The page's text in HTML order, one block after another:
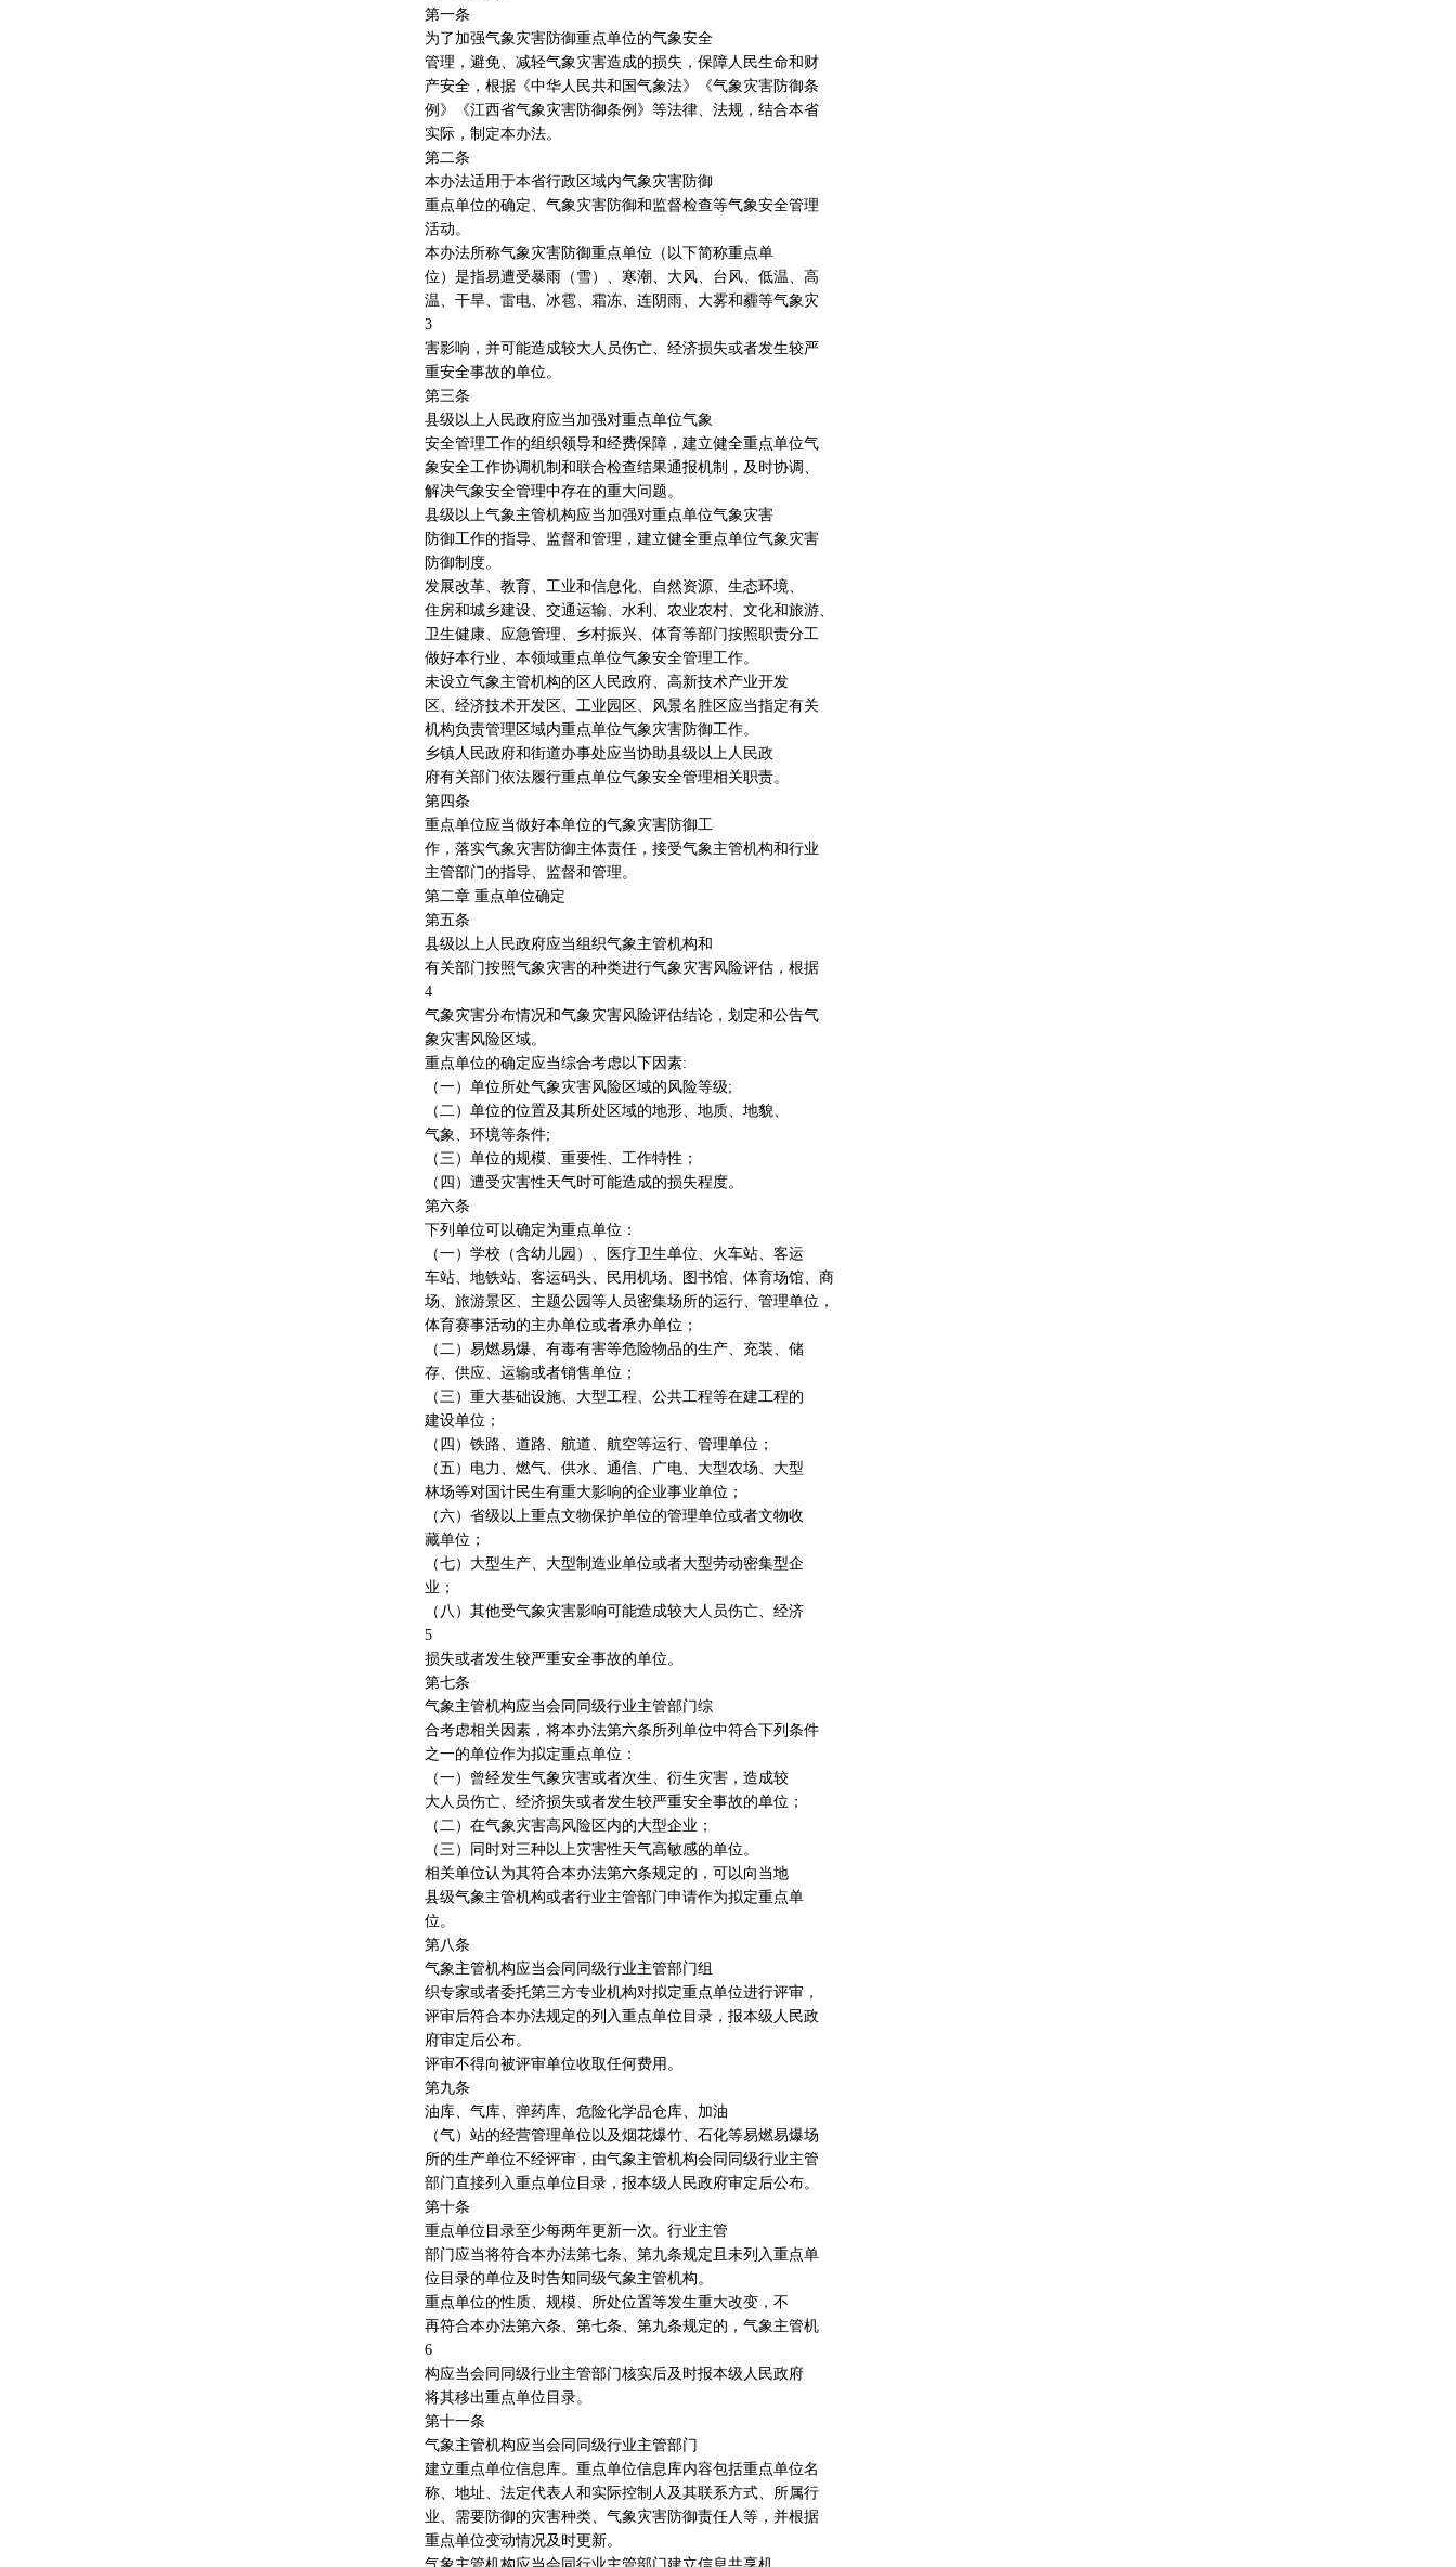
第一条
为了加强气象灾害防御重点单位的气象安全
管理，避免、减轻气象灾害造成的损失，保障人民生命和财
产安全，根据《中华人民共和国气象法》《气象灾害防御条
例》《江西省气象灾害防御条例》等法律、法规，结合本省
实际，制定本办法。
第二条
本办法适用于本省行政区域内气象灾害防御
重点单位的确定、气象灾害防御和监督检查等气象安全管理
活动。
本办法所称气象灾害防御重点单位（以下简称重点单
位）是指易遭受暴雨（雪）、寒潮、大风、台风、低温、高
温、干旱、雷电、冰雹、霜冻、连阴雨、大雾和霾等气象灾
3
害影响，并可能造成较大人员伤亡、经济损失或者发生较严
重安全事故的单位。
第三条
县级以上人民政府应当加强对重点单位气象
安全管理工作的组织领导和经费保障，建立健全重点单位气
象安全工作协调机制和联合检查结果通报机制，及时协调、
解决气象安全管理中存在的重大问题。
县级以上气象主管机构应当加强对重点单位气象灾害
防御工作的指导、监督和管理，建立健全重点单位气象灾害
防御制度。
发展改革、教育、工业和信息化、自然资源、生态环境、
住房和城乡建设、交通运输、水利、农业农村、文化和旅游、
卫生健康、应急管理、乡村振兴、体育等部门按照职责分工
做好本行业、本领域重点单位气象安全管理工作。
未设立气象主管机构的区人民政府、高新技术产业开发
区、经济技术开发区、工业园区、风景名胜区应当指定有关
机构负责管理区域内重点单位气象灾害防御工作。
乡镇人民政府和街道办事处应当协助县级以上人民政
府有关部门依法履行重点单位气象安全管理相关职责。
第四条
重点单位应当做好本单位的气象灾害防御工
作，落实气象灾害防御主体责任，接受气象主管机构和行业
主管部门的指导、监督和管理。
第二章 重点单位确定
第五条
县级以上人民政府应当组织气象主管机构和
有关部门按照气象灾害的种类进行气象灾害风险评估，根据
4
气象灾害分布情况和气象灾害风险评估结论，划定和公告气
象灾害风险区域。
重点单位的确定应当综合考虑以下因素:
（一）单位所处气象灾害风险区域的风险等级;
（二）单位的位置及其所处区域的地形、地质、地貌、
气象、环境等条件;
（三）单位的规模、重要性、工作特性；
（四）遭受灾害性天气时可能造成的损失程度。
第六条
下列单位可以确定为重点单位：
（一）学校（含幼儿园）、医疗卫生单位、火车站、客运
车站、地铁站、客运码头、民用机场、图书馆、体育场馆、商
场、旅游景区、主题公园等人员密集场所的运行、管理单位，
体育赛事活动的主办单位或者承办单位；
（二）易燃易爆、有毒有害等危险物品的生产、充装、储
存、供应、运输或者销售单位；
（三）重大基础设施、大型工程、公共工程等在建工程的
建设单位；
（四）铁路、道路、航道、航空等运行、管理单位；
（五）电力、燃气、供水、通信、广电、大型农场、大型
林场等对国计民生有重大影响的企业事业单位；
（六）省级以上重点文物保护单位的管理单位或者文物收
藏单位；
（七）大型生产、大型制造业单位或者大型劳动密集型企
业；
（八）其他受气象灾害影响可能造成较大人员伤亡、经济
5
损失或者发生较严重安全事故的单位。
第七条
气象主管机构应当会同同级行业主管部门综
合考虑相关因素，将本办法第六条所列单位中符合下列条件
之一的单位作为拟定重点单位：
（一）曾经发生气象灾害或者次生、衍生灾害，造成较
大人员伤亡、经济损失或者发生较严重安全事故的单位；
（二）在气象灾害高风险区内的大型企业；
（三）同时对三种以上灾害性天气高敏感的单位。
相关单位认为其符合本办法第六条规定的，可以向当地
县级气象主管机构或者行业主管部门申请作为拟定重点单
位。
第八条
气象主管机构应当会同同级行业主管部门组
织专家或者委托第三方专业机构对拟定重点单位进行评审，
评审后符合本办法规定的列入重点单位目录，报本级人民政
府审定后公布。
评审不得向被评审单位收取任何费用。
第九条
油库、气库、弹药库、危险化学品仓库、加油
（气）站的经营管理单位以及烟花爆竹、石化等易燃易爆场
所的生产单位不经评审，由气象主管机构会同同级行业主管
部门直接列入重点单位目录，报本级人民政府审定后公布。
第十条
重点单位目录至少每两年更新一次。行业主管
部门应当将符合本办法第七条、第九条规定且未列入重点单
位目录的单位及时告知同级气象主管机构。
重点单位的性质、规模、所处位置等发生重大改变，不
再符合本办法第六条、第七条、第九条规定的，气象主管机
6
构应当会同同级行业主管部门核实后及时报本级人民政府
将其移出重点单位目录。
第十一条
气象主管机构应当会同同级行业主管部门
建立重点单位信息库。重点单位信息库内容包括重点单位名
称、地址、法定代表人和实际控制人及其联系方式、所属行
业、需要防御的灾害种类、气象灾害防御责任人等，并根据
重点单位变动情况及时更新。